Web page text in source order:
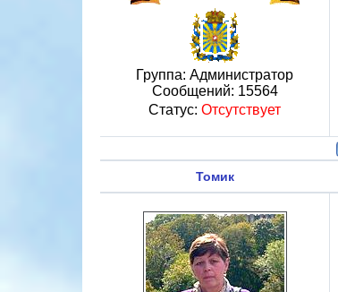
Группа: Администратор
Сообщений: 15564
Статус: Отсутствует
Томик